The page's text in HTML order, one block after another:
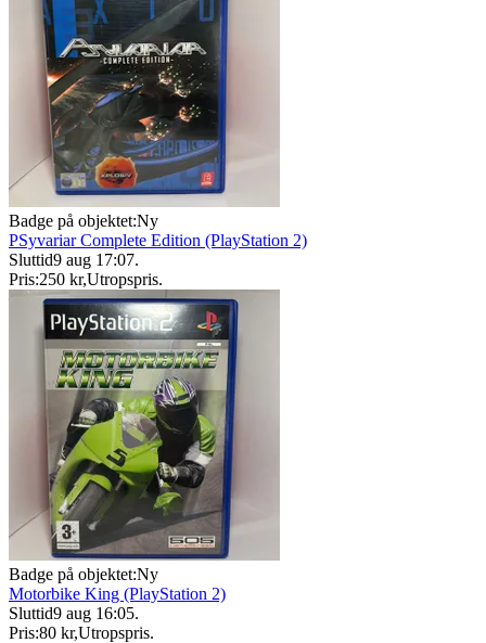
Badge på objektet:Ny
PSyvariar Complete Edition (PlayStation 2)
Sluttid9 aug 17:07.
Pris:250 kr,Utropspris.
Badge på objektet:Ny
Motorbike King (PlayStation 2)
Sluttid9 aug 16:05.
Pris:80 kr,Utropspris.